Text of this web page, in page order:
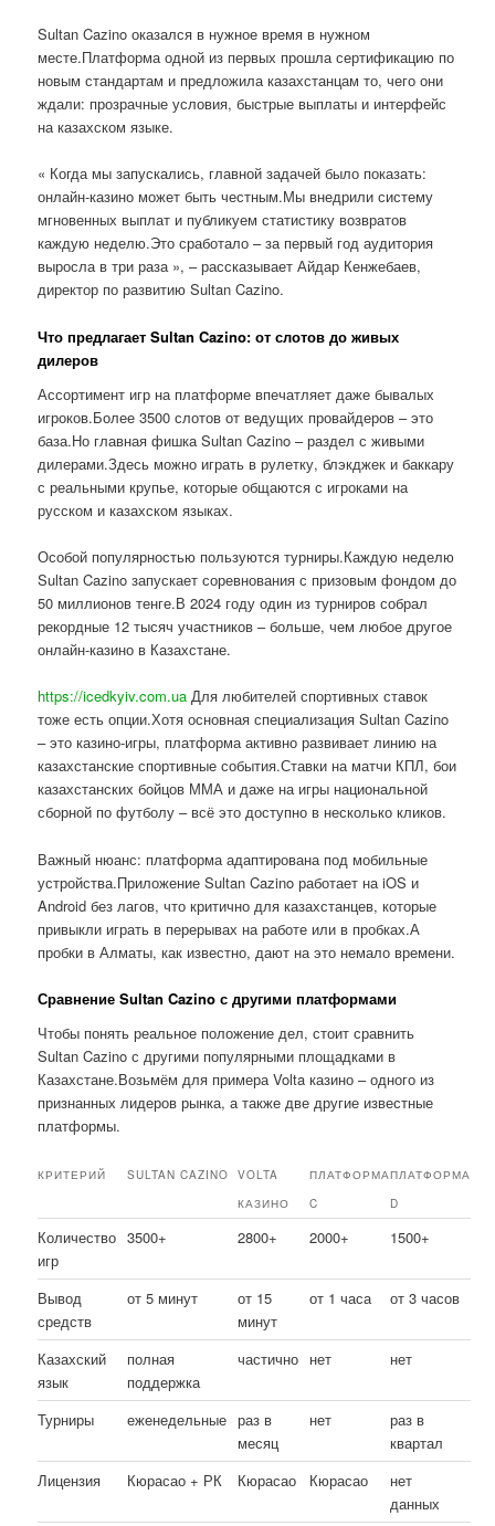
Sultan Cazino оказался в нужное время в нужном
месте.Платформа одной из первых прошла сертификацию по
новым стандартам и предложила казахстанцам то, чего они
ждали: прозрачные условия, быстрые выплаты и интерфейс
на казахском языке.
« Когда мы запускались, главной задачей было показать:
онлайн-казино может быть честным.Мы внедрили систему
мгновенных выплат и публикуем статистику возвратов
каждую неделю.Это сработало – за первый год аудитория
выросла в три раза », – рассказывает Айдар Кенжебаев,
директор по развитию Sultan Cazino.
Что предлагает Sultan Cazino: от слотов до живых
дилеров
Ассортимент игр на платформе впечатляет даже бывалых
игроков.Более 3500 слотов от ведущих провайдеров – это
база.Но главная фишка Sultan Cazino – раздел с живыми
дилерами.Здесь можно играть в рулетку, блэкджек и баккару
с реальными крупье, которые общаются с игроками на
русском и казахском языках.
Особой популярностью пользуются турниры.Каждую неделю
Sultan Cazino запускает соревнования с призовым фондом до
50 миллионов тенге.В 2024 году один из турниров собрал
рекордные 12 тысяч участников – больше, чем любое другое
онлайн-казино в Казахстане.
https://icedkyiv.com.ua Для любителей спортивных ставок
тоже есть опции.Хотя основная специализация Sultan Cazino
– это казино-игры, платформа активно развивает линию на
казахстанские спортивные события.Ставки на матчи КПЛ, бои
казахстанских бойцов ММА и даже на игры национальной
сборной по футболу – всё это доступно в несколько кликов.
Важный нюанс: платформа адаптирована под мобильные
устройства.Приложение Sultan Cazino работает на iOS и
Android без лагов, что критично для казахстанцев, которые
привыкли играть в перерывах на работе или в пробках.А
пробки в Алматы, как известно, дают на это немало времени.
Сравнение Sultan Cazino с другими платформами
Чтобы понять реальное положение дел, стоит сравнить
Sultan Cazino с другими популярными площадками в
Казахстане.Возьмём для примера Volta казино – одного из
признанных лидеров рынка, а также две другие известные
платформы.
КРИТЕРИЙ SULTAN CAZINO
VOLTA
КАЗИНО
ПЛАТФОРМА
C
ПЛАТФОРМА
D
Количество
игр
3500+ 2800+ 2000+ 1500+
Вывод
средств
от 5 минут
от 15
минут
от 1 часа от 3 часов
Казахский
язык
полная
поддержка
частично нет нет
Турниры еженедельные раз в
месяц
нет
раз в
квартал
Лицензия
Кюрасао + РК Кюрасао Кюрасао
нет
данных